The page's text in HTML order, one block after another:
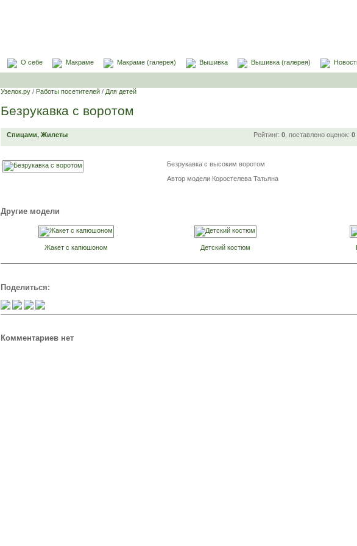
О себе
Макраме Макраме (галерея) Вышивка Вышивка (галерея)
Узелок.ру / Работы посетителей / Для детей
Безрукавка с воротом
Спицами, Жилеты Рейтинг: 0 , поставлено оценок: 0
Безрукавка с высоким воротом
Автор модели Коростелева Татьяна
Другие модели
Жакет с капюшоном Детский костюм
Поделиться:
Комментариев нет